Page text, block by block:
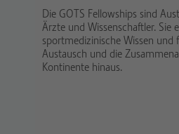
Die GOTS Fellowships sind
Ärzte und Wissenschaftler. Sie
sportmedizinische Wissen
Austausch und die
Kontinente hinaus.